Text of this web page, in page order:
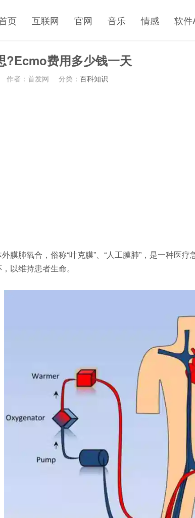
页 互联网 官网 音乐 情感 软件
?Ecmo费用多少钱一天
作者：首发网 分类： 百科知识
膜肺氧合，俗称“叶克膜”、“人工膜肺”，是一种医
以维持患者生命。